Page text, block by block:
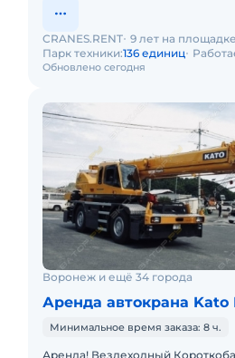
Обновлено сегодня
CRANES.RENT 9 лет на площадке
Парк техники:136 единиц
Воронеж и ещё 34 города
Аренда автокрана Kato
Минимальное время заказа: 8 ч.
Аренда! Вездеходный Короткобазный кран KATO KR-